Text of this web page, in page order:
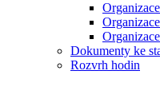
Dokumenty ke
Rozvrh hodin